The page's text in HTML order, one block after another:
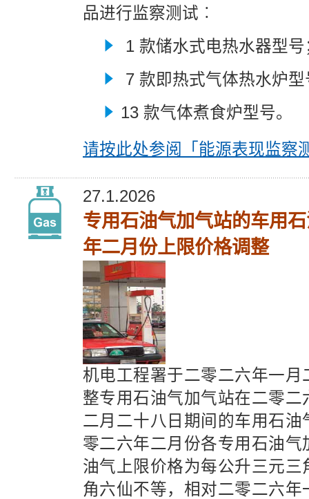
品进行监察测试︰
1 款储水式电热水器型号
7 款即热式气体热水炉
13 款气体煮食炉型号。
请按此处参阅 「能源表现监察
27.1.2026
专用石油气加气站的车用
年二月份上限价格调整
机电工程署于二零二六年一月
整专用石油气加气站在二零二
二月二十八日期间的车用石油
零二六年二月份各专用石油气
油气上限价格为每公升三元三
角六仙不等，相对二零二六年